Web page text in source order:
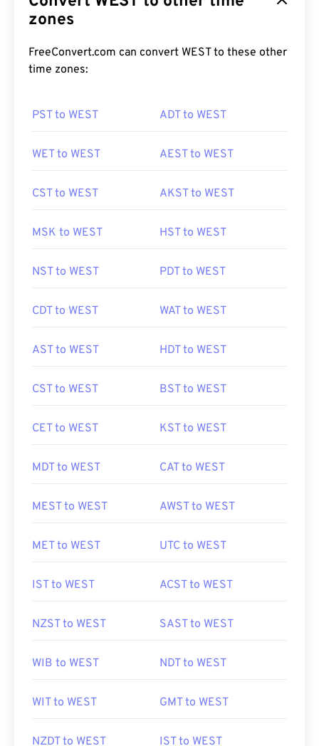
zones
FreeConvert.com can convert WEST to these other
time zones:
PST to WEST ADT to WEST
WET to WEST AEST to WEST
CST to WEST AKST to WEST
MSK to WEST HST to WEST
NST to WEST PDT to WEST
CDT to WEST WAT to WEST
AST to WEST HDT to WEST
CST to WEST BST to WEST
CET to WEST KST to WEST
MDT to WEST CAT to WEST
MEST to WEST AWST to WEST
MET to WEST UTC to WEST
IST to WEST ACST to WEST
NZST to WEST SAST to WEST
WIB to WEST NDT to WEST
WIT to WEST GMT to WEST
NZDT to WEST IST to WEST